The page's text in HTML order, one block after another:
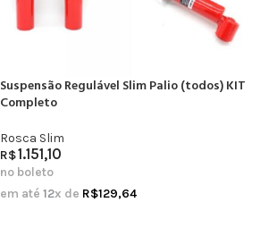
Suspensão Regulável Slim Palio (todos) KIT
Completo
Rosca Slim
R$1.151,10
no boleto
em até 12x de R$129,64